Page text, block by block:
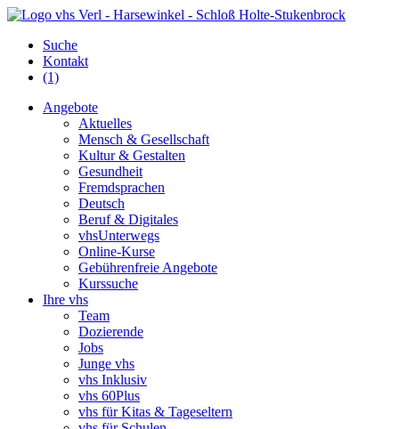
Suche
Kontakt
(1)
Angebote
Aktuelles
Mensch & Gesellschaft
Kultur & Gestalten
Gesundheit
Fremdsprachen
Deutsch
Beruf & Digitales
vhsUnterwegs
Online-Kurse
Gebührenfreie Angebote
Kurssuche
Ihre vhs
Team
Dozierende
Jobs
Junge vhs
vhs Inklusiv
vhs 60Plus
vhs für Kitas & Tageseltern